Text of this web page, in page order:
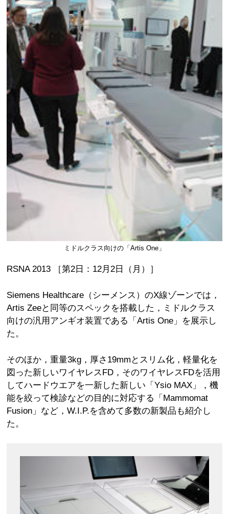
ミドルクラス向けの「Artis One」
RSNA 2013 ［第2日：12月2日（月）］
Siemens Healthcare（シーメンス）のX線ゾーンでは，
Artis Zeeと同等のスペックを搭載した，ミドルクラス
向けの汎用アンギオ装置である「Artis One」を展示し
た。
そのほか，重量3kg，厚さ19mmとスリム化，軽量化を
図った新しいワイヤレスFD，そのワイヤレスFDを活用
してハードウエアを一新した新しい「Ysio MAX」，機
能を絞って検診などの目的に対応する「Mammomat
Fusion」など，W.I.P.を含めて多数の新製品も紹介し
た。